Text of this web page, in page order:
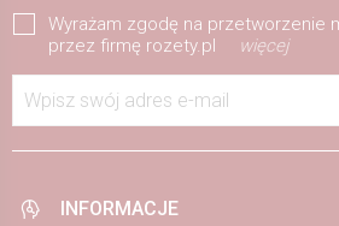
Wyrażam zgodę na przetworzenie
przez firmę rozety.pl
więcej
Wpisz swój adres e-mail
INFORMACJE